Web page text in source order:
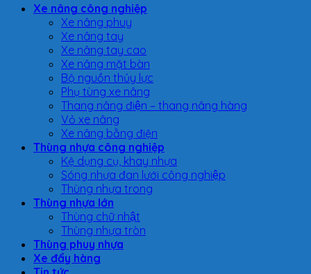
Xe nâng công nghiệp
Xe nâng phuy
Xe nâng tay
Xe nâng tay cao
Xe nâng mặt bàn
Bộ nguồn thủy lực
Phụ tùng xe nâng
Thang nâng điện – thang nâng hàng
Vỏ xe nâng
Xe nâng bằng điện
Thùng nhựa công nghiệp
Kệ dụng cụ, khay nhựa
Sóng nhựa đan lưới công nghiệp
Thùng nhựa trong
Thùng nhựa lớn
Thùng chữ nhật
Thùng nhựa tròn
Thùng phuy nhựa
Xe đẩy hàng